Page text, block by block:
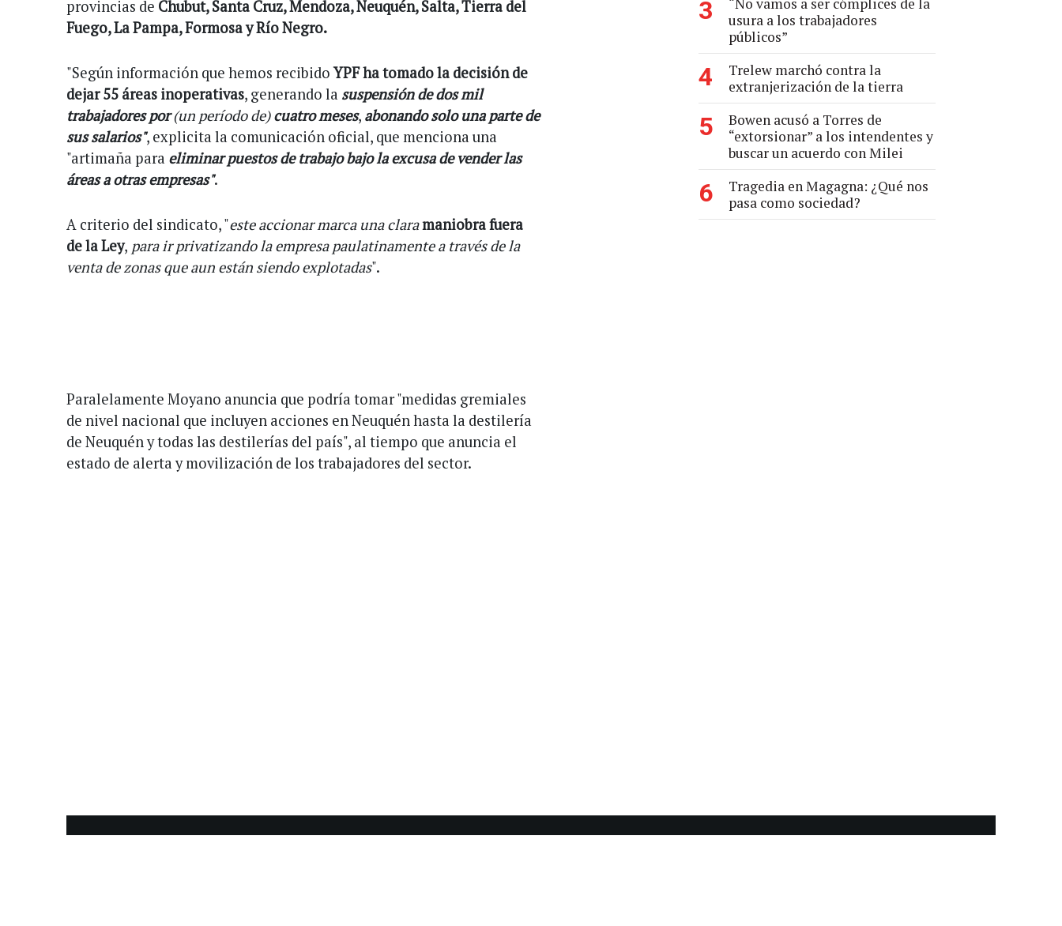
provincias de Chubut, Santa Cruz, Mendoza, Neuquén, Salta, Tierra del
Fuego, La Pampa, Formosa y Río Negro.
"Según información que hemos recibidoYPF ha tomado la decisión de
dejar 55 áreas inoperativas, generando la suspensión de dos mil
trabajadores por(un período de)cuatro meses, abonando solo una parte de
sus salarios", explicita la comunicación oficial, que menciona una
"artimaña para eliminar puestos de trabajo bajo la excusa de vender las
áreas a otras empresas".
A criterio del sindicato, "este accionar marca una claramaniobra fuera
de la Ley, para ir privatizando la empresa paulatinamente a través de la
venta de zonas que aun están siendo explotadas".
Paralelamente Moyano anuncia que podría tomar "medidas gremiales
de nivel nacional que incluyen acciones en Neuquén hasta la destilería
de Neuquén y todas las destilerías del país", al tiempo que anuncia el
estado de alerta y movilización de los trabajadores del sector.
3
usura a los trabajadores
públicos”
4
Trelew marchó contra la
extranjerización de la tierra
5
Bowen acusó a Torres de
“extorsionar” a los intendentes y
buscar un acuerdo con Milei
6
Tragedia en Magagna: ¿Qué nos
pasa como sociedad?